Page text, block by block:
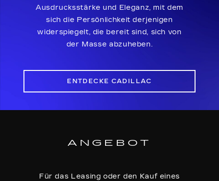
Ausdrucksstärke und Eleganz, mit dem
sich die Persönlichkeit derjenigen
widerspiegelt, die bereit sind, sich von
der Masse abzuheben.
ENTDECKE CADILLAC
ANGEBOT
Für das Leasing oder den Kauf eines